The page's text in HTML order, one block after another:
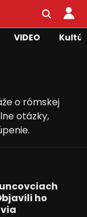
VIDEO
o rómskej
otázky,
ho